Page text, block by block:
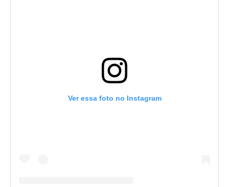
Ver essa foto no Instagram